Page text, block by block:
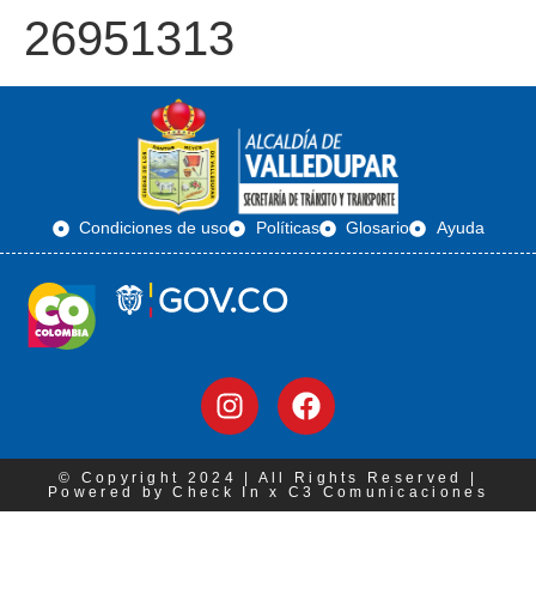
26951313
Condiciones de uso Políticas Glosario Ayuda
© Copyright 2024 | All Rights Reserved |
Powered by Check In x C3 Comunicaciones